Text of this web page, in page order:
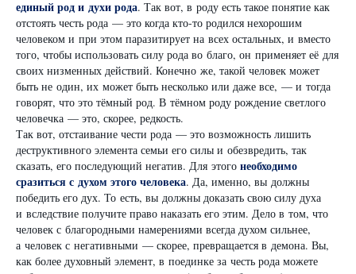
единый род и духи рода. Так вот, в роду есть такое понятие как
отстоять честь рода — это когда кто-то родился нехорошим
человеком и при этом паразитирует на всех остальных, и вместо
того, чтобы использовать силу рода во благо, он применяет её для
своих низменных действий. Конечно же, такой человек может
быть не один, их может быть несколько или даже все, — и тогда
говорят, что это тёмный род. В тёмном роду рождение светлого
человечка — это, скорее, редкость.
Так вот, отстаивание чести рода — это возможность лишить
деструктивного элемента семьи его силы и обезвредить, так
сказать, его последующий негатив. Для этого необходимо
сразиться с духом этого человека. Да, именно, вы должны
победить его дух. То есть, вы должны доказать свою силу духа
и вследствие получите право наказать его этим. Дело в том, что
человек с благородными намерениями всегда духом сильнее,
а человек с негативными — скорее, превращается в демона. Вы,
как более духовный элемент, в поединке за честь рода можете